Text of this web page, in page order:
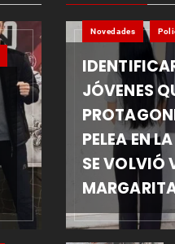
Novedades
JÓVENES
PELEA EN
SE VOLVIÓ